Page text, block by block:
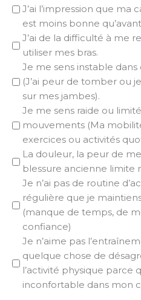
J’ai l’impression que ma
est moins bonne
J’ai de la difficulté à me
utiliser mes bras.
Je me sens instable
(J’ai peur de tomber ou
sur mes jambes).
Je me sens raide ou
mouvements (Ma
exercices ou activités
La douleur, la peur de
blessure ancienne limite
Je n’ai pas de routine
régulière que je
(manque de temps, de
confiance)
Je n’aime pas
quelque chose de
l’activité physique parce
inconfortable dans mon